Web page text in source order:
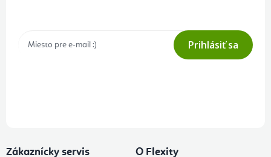
Prihlásiť sa
Zákaznícky servis O Flexity